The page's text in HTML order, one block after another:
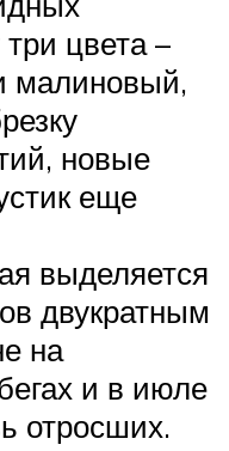
цвета –
малиновый,
новые
еще
выделяется
двукратным
на
и в июле
отросших.